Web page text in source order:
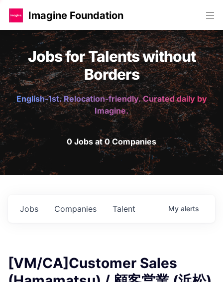
Imagine Foundation
Jobs for Talents without
Borders
English-1st. Relocation-friendly. Curated daily by
Imagine.
0 Jobs at 0 Companies
Jobs Companies Talent My alerts
[VM/CA]Customer Sales